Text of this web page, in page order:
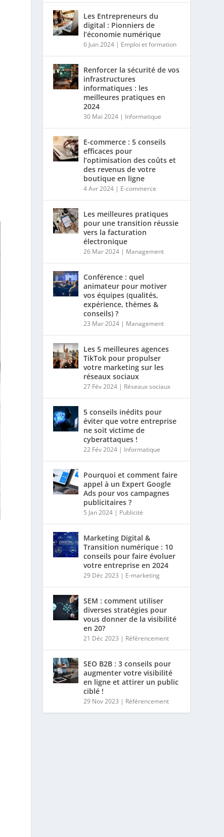
Les Entrepreneurs du
digital : Pionniers de
l’économie numérique
6 Juin 2024 | Emploi et formation
Renforcer la sécurité de vos
infrastructures
informatiques : les
meilleures pratiques en
2024
30 Mai 2024 | Informatique
E-commerce : 5 conseils
efficaces pour
l’optimisation des coûts et
des revenus de votre
boutique en ligne
4 Avr 2024 | E-commerce
Les meilleures pratiques
pour une transition réussie
vers la facturation
électronique
26 Mar 2024 | Management
Conférence : quel
animateur pour motiver
vos équipes (qualités,
expérience, thèmes &
conseils) ?
23 Mar 2024 | Management
Les 5 meilleures agences
TikTok pour propulser
votre marketing sur les
réseaux sociaux
27 Fév 2024 | Réseaux sociaux
5 conseils inédits pour
éviter que votre entreprise
ne soit victime de
cyberattaques !
22 Fév 2024 | Informatique
Pourquoi et comment faire
appel à un Expert Google
Ads pour vos campagnes
publicitaires ?
5 Jan 2024 | Publicité
Marketing Digital &
Transition numérique : 10
conseils pour faire évoluer
votre entreprise en 2024
29 Déc 2023 | E-marketing
SEM : comment utiliser
diverses stratégies pour
vous donner de la visibilité
en 20?
21 Déc 2023 | Référencement
SEO B2B : 3 conseils pour
augmenter votre visibilité
en ligne et attirer un public
ciblé !
29 Nov 2023 | Référencement